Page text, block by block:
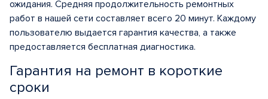
ожидания. Средняя продолжительность ремонтных
работ в нашей сети составляет всего 20 минут. Каждому
пользователю выдается гарантия качества, а также
предоставляется бесплатная диагностика.
Гарантия на ремонт в короткие
сроки